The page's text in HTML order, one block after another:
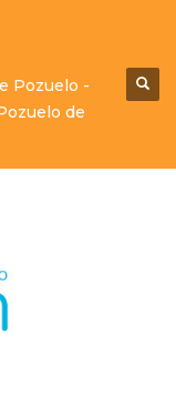
Pozuelo -
de